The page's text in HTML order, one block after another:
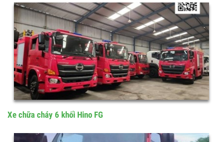
Xe chữa cháy 4.5 khối Dongfeng